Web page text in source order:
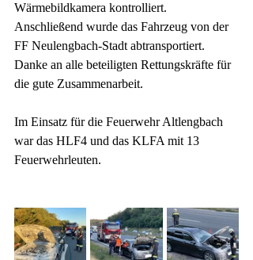
Wärmebildkamera kontrolliert.
Anschließend wurde das Fahrzeug von der
FF Neulengbach-Stadt abtransportiert.
Danke an alle beteiligten Rettungskräfte für
die gute Zusammenarbeit.
Im Einsatz für die Feuerwehr Altlengbach
war das HLF4 und das KLFA mit 13
Feuerwehrleuten.